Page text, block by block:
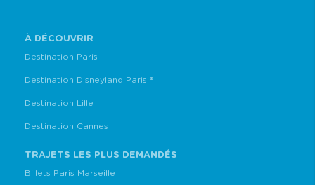
À DÉCOUVRIR
Destination Paris
Destination Disneyland Paris ®
Destination Lille
Destination Cannes
TRAJETS LES PLUS DEMANDÉS
Billets Paris Marseille